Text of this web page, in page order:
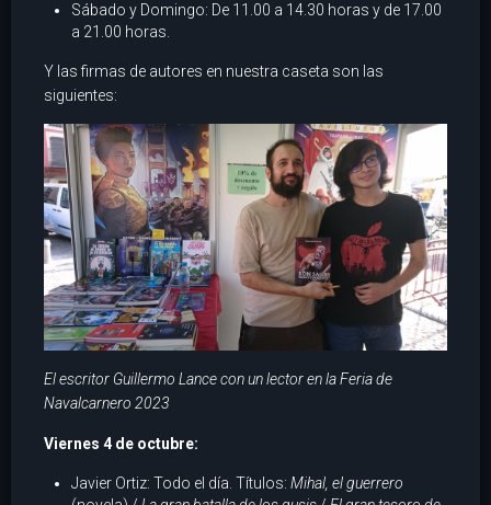
Sábado y Domingo: De 11.00 a 14.30 horas y de 17.00
a 21.00 horas.
Y las firmas de autores en nuestra caseta son las
siguientes:
El escritor Guillermo Lance con un lector en la Feria de
Navalcarnero 2023
Viernes 4 de octubre:
Javier Ortiz: Todo el día. Títulos: Mihal, el guerrero